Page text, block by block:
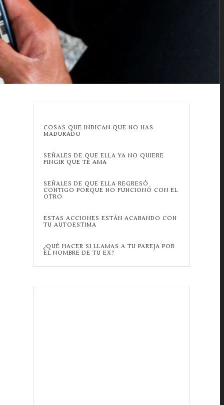
COSAS QUE INDICAN QUE NO HAS
MADURADO
SEÑALES DE QUE ELLA YA NO QUIERE
FINGIR QUE TE AMA
SEÑALES DE QUE ELLA REGRESÓ
CONTIGO PORQUE NO FUNCIONÓ CON EL
OTRO
ESTAS ACCIONES ESTÁN ACABANDO CON
TU AUTOESTIMA
¿QUÉ HACER SI LLAMAS A TU PAREJA POR
EL NOMBRE DE TU EX?